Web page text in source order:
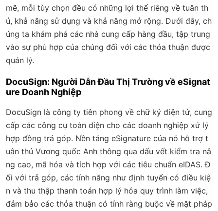
mẽ, mỗi tùy chọn đều có những lợi thế riêng về tuân th
ủ, khả năng sử dụng và khả năng mở rộng. Dưới đây, ch
úng ta khám phá các nhà cung cấp hàng đầu, tập trung
vào sự phù hợp của chúng đối với các thỏa thuận được
quản lý.
DocuSign: Người Dẫn Đầu Thị Trường về eSignat
ure Doanh Nghiệp
DocuSign là công ty tiên phong về chữ ký điện tử, cung
cấp các công cụ toàn diện cho các doanh nghiệp xử lý
hợp đồng trả góp. Nền tảng eSignature của nó hỗ trợ t
uân thủ Vương quốc Anh thông qua dấu vết kiểm tra nâ
ng cao, mã hóa và tích hợp với các tiêu chuẩn eIDAS. Đ
ối với trả góp, các tính năng như định tuyến có điều kiệ
n và thu thập thanh toán hợp lý hóa quy trình làm việc,
đảm bảo các thỏa thuận có tính ràng buộc về mặt pháp